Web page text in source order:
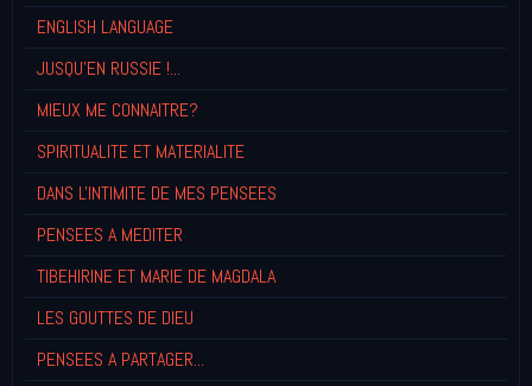
ENGLISH LANGUAGE
JUSQU'EN RUSSIE !...
MIEUX ME CONNAITRE?
SPIRITUALITE ET MATERIALITE
DANS L'INTIMITE DE MES PENSEES
PENSEES A MEDITER
TIBEHIRINE ET MARIE DE MAGDALA
LES GOUTTES DE DIEU
PENSEES A PARTAGER...